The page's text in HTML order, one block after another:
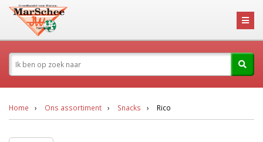
Home Ons assortiment Snacks Rico